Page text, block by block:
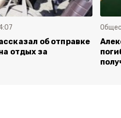
об отправке
отдых за